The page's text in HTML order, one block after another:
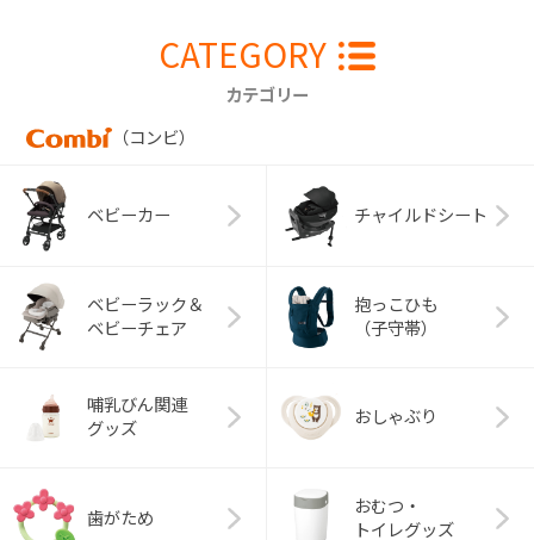
CATEGORY
カテゴリー
（コンビ）
ベビーカー チャイルドシート
ベビーラック＆
ベビーチェア
抱っこひも
（子守帯）
哺乳びん関連
グッズ
おしゃぶり
歯がため
おむつ・
トイレグッズ